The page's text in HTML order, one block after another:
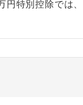
特別控除では、